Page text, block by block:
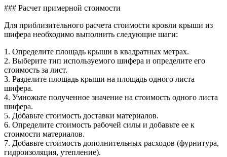
### Расчет примерной стоимости
Для приблизительного расчета стоимости кровли крыши из
шифера необходимо выполнить следующие шаги:
1. Определите площадь крыши в квадратных метрах.
2. Выберите тип используемого шифера и определите его
стоимость за лист.
3. Разделите площадь крыши на площадь одного листа
шифера.
4. Умножьте полученное значение на стоимость одного листа
шифера.
5. Добавьте стоимость доставки материалов.
6. Определите стоимость рабочей силы и добавьте ее к
стоимости материалов.
7. Добавьте стоимость дополнительных расходов (фурнитура,
гидроизоляция, утепление).